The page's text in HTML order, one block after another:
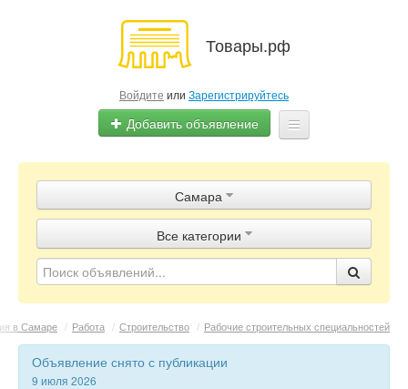
Товары.рф
Войдите или Зарегистрируйтесь
Добавить объявление
Объявления
Магазины
Контакты
Самара
Все категории
в Самаре / Работа / Строительство / Рабочие строительных специальностей
Объявление снято с публикации
9 июля 2026